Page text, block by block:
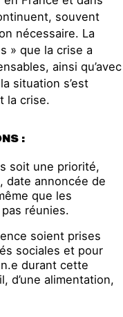
souvent
nécessaire. La
» que la crise a
ainsi qu’avec
situation s’est
la crise.
:
soit une priorité,
date annoncée de
que les
réunies.
soient prises
sociales et pour
durant cette
d’une alimentation,